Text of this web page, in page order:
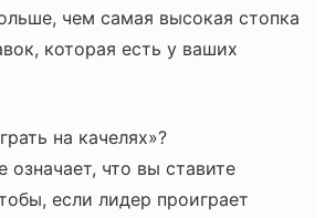
чем самая высокая стопка
которая есть у ваших
на качелях»?
означает, что вы ставите
если лидер проиграет